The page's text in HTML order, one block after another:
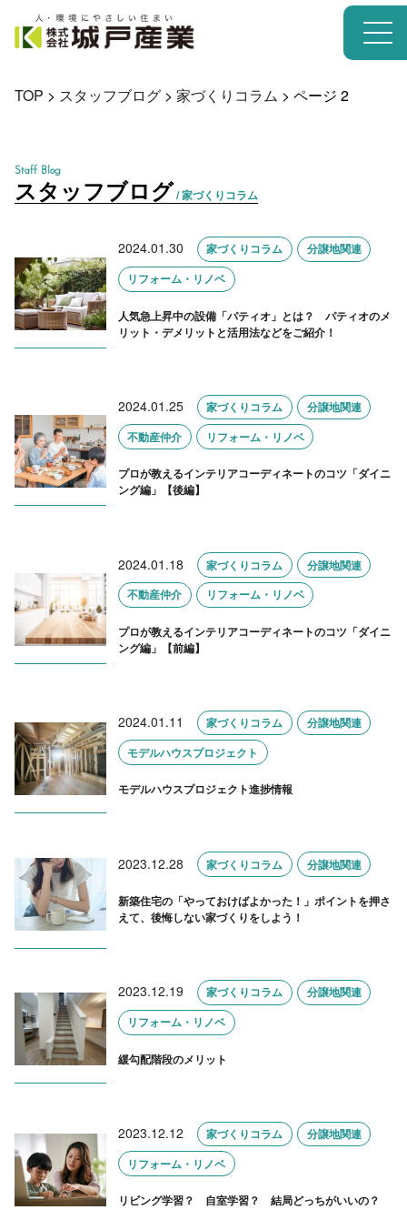
TOP > スタッフブログ > 家づくりコラム > ページ 2
Staff Blog
スタッフブログ/ 家づくりコラム
2024.01.30 家づくりコラム
分譲地関連
リフォーム・リノベ
人気急上昇中の設備「パティオ」とは？ パティオのメ
リット・デメリットと活用法などをご紹介！
2024.01.25 家づくりコラム
分譲地関連
不動産仲介
リフォーム・リノベ
プロが教えるインテリアコーディネートのコツ「ダイニ
ング編」【後編】
2024.01.18 家づくりコラム
分譲地関連
不動産仲介
リフォーム・リノベ
プロが教えるインテリアコーディネートのコツ「ダイニ
ング編」【前編】
2024.01.11 家づくりコラム
分譲地関連
モデルハウスプロジェクト
モデルハウスプロジェクト進捗情報
2023.12.28 家づくりコラム 分譲地関連
新築住宅の「やっておけばよかった！」ポイントを押さ
えて、後悔しない家づくりをしよう！
2023.12.19 家づくりコラム
分譲地関連
リフォーム・リノベ
緩勾配階段のメリット
2023.12.12 家づくりコラム
分譲地関連
リフォーム・リノベ
リビング学習？ 自室学習？ 結局どっちがいいの？